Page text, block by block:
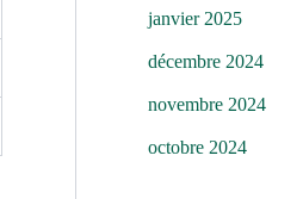
janvier 2025
décembre 2024
novembre 2024
octobre 2024